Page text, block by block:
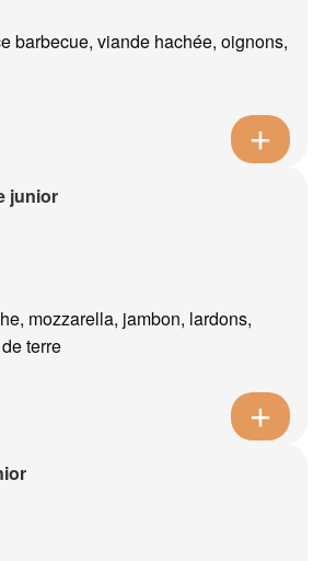
barbecue, viande hachée, oignons,
junior
mozzarella, jambon, lardons,
terre